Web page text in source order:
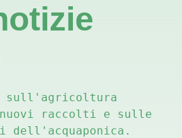
sull'agricoltura
raccolti e sulle
dell'acquaponica.